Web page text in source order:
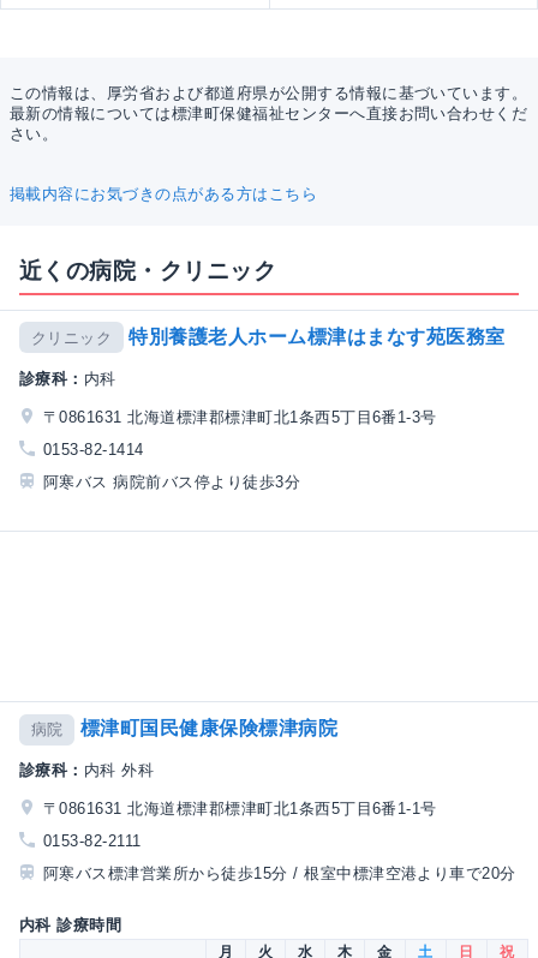
この情報は、厚労省および都道府県が公開する情報に基づいています。
最新の情報については標津町保健福祉センターへ直接お問い合わせくだ
さい。
掲載内容にお気づきの点がある方はこちら
近くの病院・クリニック
クリニック 特別養護老人ホーム標津はまなす苑医務室
診療科： 内科
〒0861631 北海道標津郡標津町北1条西5丁目6番1-3号
0153-82-1414
阿寒バス 病院前バス停より徒歩3分
病院 標津町国民健康保険標津病院
診療科： 内科 外科
〒0861631 北海道標津郡標津町北1条西5丁目6番1-1号
0153-82-2111
阿寒バス標津営業所から徒歩15分 / 根室中標津空港より車で20分
内科 診療時間
月 火 水 木 金 土 日 祝